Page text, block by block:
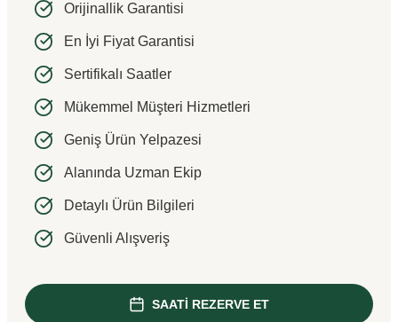
Orijinallik Garantisi
En İyi Fiyat Garantisi
Sertifikalı Saatler
Mükemmel Müşteri Hizmetleri
Geniş Ürün Yelpazesi
Alanında Uzman Ekip
Detaylı Ürün Bilgileri
Güvenli Alışveriş
SAATİ REZERVE ET